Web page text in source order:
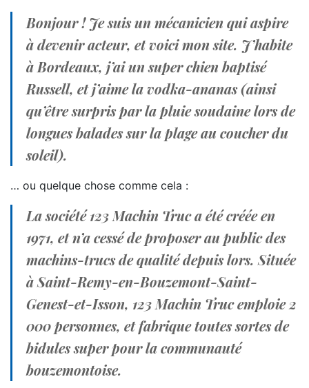
Bonjour ! Je suis un mécanicien qui aspire
à devenir acteur, et voici mon site. J’habite
à Bordeaux, j’ai un super chien baptisé
Russell, et j’aime la vodka-ananas (ainsi
qu’être surpris par la pluie soudaine lors de
longues balades sur la plage au coucher du
soleil).
… ou quelque chose comme cela :
La société 123 Machin Truc a été créée en
1971, et n’a cessé de proposer au public des
machins-trucs de qualité depuis lors. Située
à Saint-Remy-en-Bouzemont-Saint-
Genest-et-Isson, 123 Machin Truc emploie 2
000 personnes, et fabrique toutes sortes de
bidules super pour la communauté
bouzemontoise.